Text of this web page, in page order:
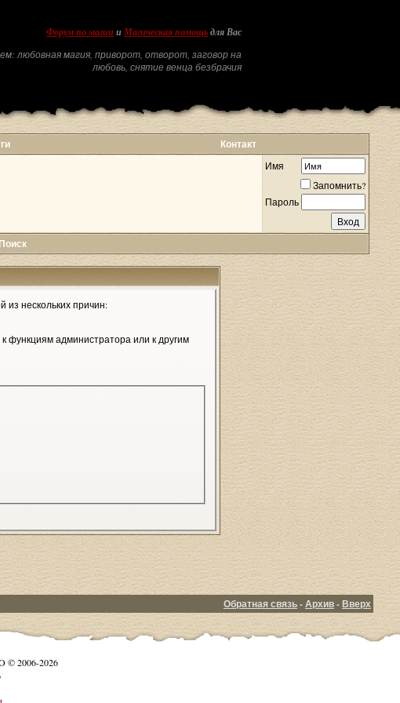
Форум по магии и Магическая помощь для Вас
любовная магия, приворот, отворот, заговор на
любовь, снятие венца безбрачия
Контакт
Имя
Запомнить?
Пароль
Поиск
из нескольких причин:
функциям администратора или к другим
Обратная связь-Архив-Вверх
© 2006-2026